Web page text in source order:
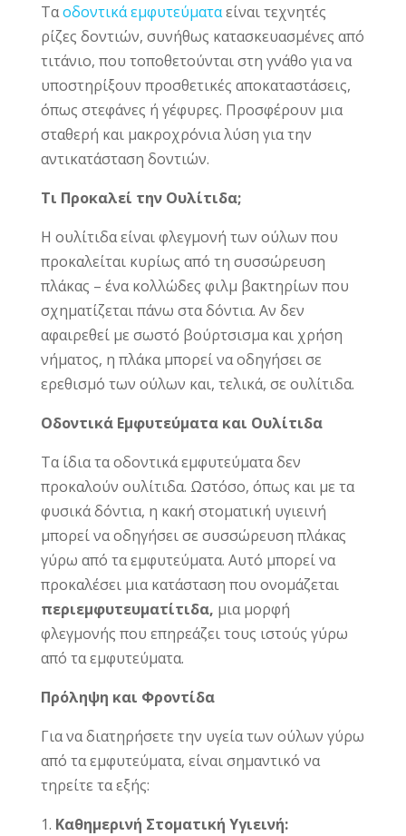
Ταοδοντικά εμφυτεύματαείναι τεχνητές
ρίζες δοντιών, συνήθως κατασκευασμένες από
τιτάνιο, που τοποθετούνται στη γνάθο για να
υποστηρίξουν προσθετικές αποκαταστάσεις,
όπως στεφάνες ή γέφυρες. Προσφέρουν μια
σταθερή και μακροχρόνια λύση για την
αντικατάσταση δοντιών.
Τι Προκαλεί την Ουλίτιδα;
Η ουλίτιδα είναι φλεγμονή των ούλων που
προκαλείται κυρίως από τη συσσώρευση
πλάκας – ένα κολλώδες φιλμ βακτηρίων που
σχηματίζεται πάνω στα δόντια. Αν δεν
αφαιρεθεί με σωστό βούρτσισμα και χρήση
νήματος, η πλάκα μπορεί να οδηγήσει σε
ερεθισμό των ούλων και, τελικά, σε ουλίτιδα.
Οδοντικά Εμφυτεύματα και Ουλίτιδα
Τα ίδια τα οδοντικά εμφυτεύματα δεν
προκαλούν ουλίτιδα. Ωστόσο, όπως και με τα
φυσικά δόντια, η κακή στοματική υγιεινή
μπορεί να οδηγήσει σε συσσώρευση πλάκας
γύρω από τα εμφυτεύματα. Αυτό μπορεί να
προκαλέσει μια κατάσταση που ονομάζεται
περιεμφυτευματίτιδα, μια μορφή
φλεγμονής που επηρεάζει τους ιστούς γύρω
από τα εμφυτεύματα.
Πρόληψη και Φροντίδα
Για να διατηρήσετε την υγεία των ούλων γύρω
από τα εμφυτεύματα, είναι σημαντικό να
τηρείτε τα εξής:
Καθημερινή Στοματική Υγιεινή: